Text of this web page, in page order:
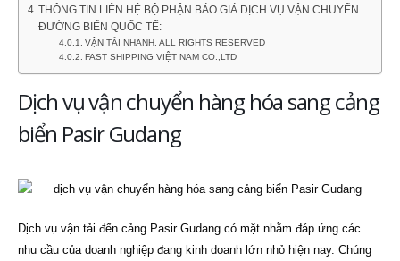
THÔNG TIN LIÊN HỆ BỘ PHẬN BÁO GIÁ DỊCH VỤ VẬN CHUYỂN
ĐƯỜNG BIỂN QUỐC TẾ:
VẬN TẢI NHANH. ALL RIGHTS RESERVED
FAST SHIPPING VIỆT NAM CO.,LTD
Dịch vụ vận chuyển hàng hóa sang cảng
biển Pasir Gudang
Dịch vụ vận tải đến cảng Pasir Gudang có mặt nhằm đáp ứng các
nhu cầu của doanh nghiệp đang kinh doanh lớn nhỏ hiện nay. Chúng